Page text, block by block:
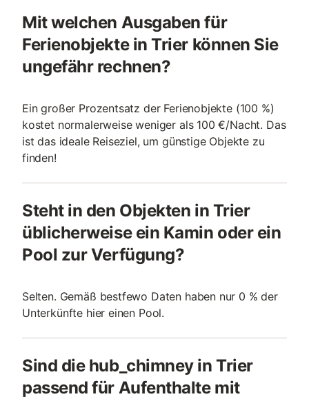
Mit welchen Ausgaben für
Ferienobjekte in Trier können Sie
ungefähr rechnen?
Ein großer Prozentsatz der Ferienobjekte (100 %)
kostet normalerweise weniger als 100 €/Nacht. Das
ist das ideale Reiseziel, um günstige Objekte zu
finden!
Steht in den Objekten in Trier
üblicherweise ein Kamin oder ein
Pool zur Verfügung?
Selten. Gemäß bestfewo Daten haben nur 0 % der
Unterkünfte hier einen Pool.
Sind die hub_chimney in Trier
passend für Aufenthalte mit